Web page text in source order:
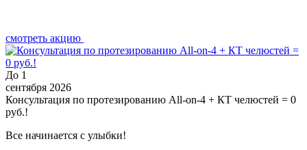
смотреть акцию
До 1
сентября 2026
Консультация по протезированию All-on-4 + КТ челюстей = 0
руб.!
Все начинается с улыбки!